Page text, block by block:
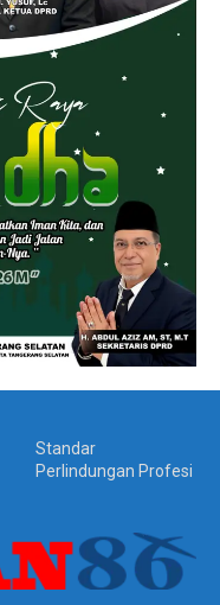
Standar
Perlindungan Profesi